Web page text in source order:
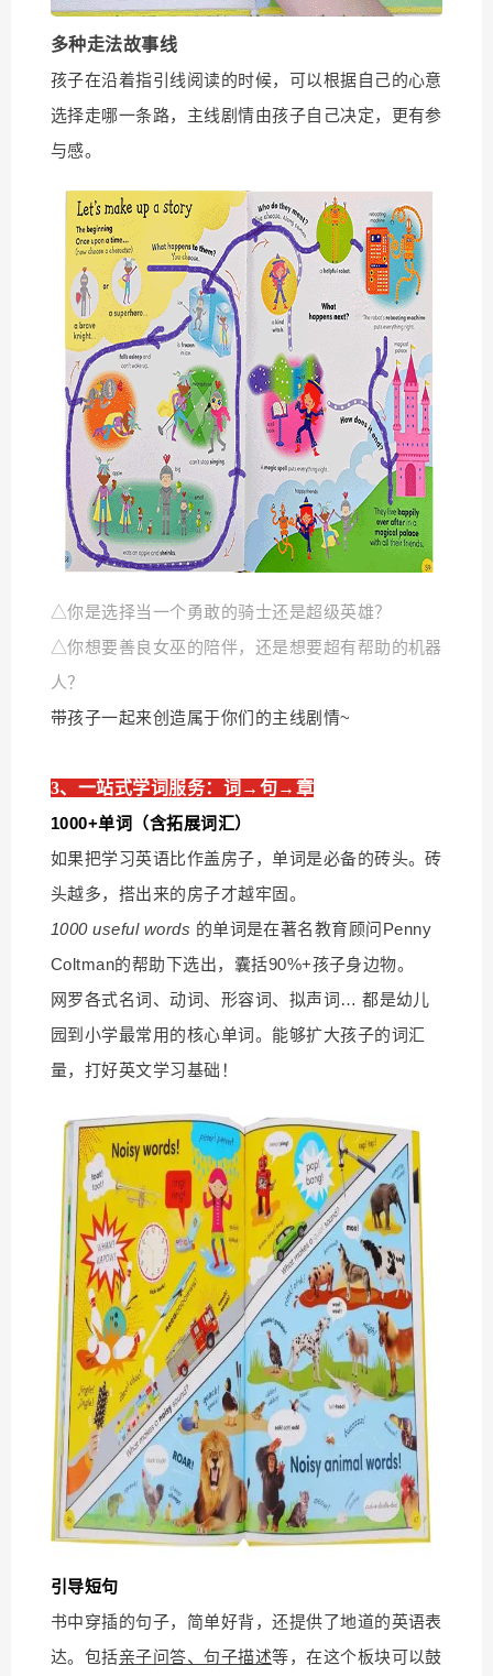
多种走法故事线
孩子在沿着指引线阅读的时候，可以根据自己的心意
选择走哪一条路，主线剧情由孩子自己决定，更有参
与感。
△你是选择当一个勇敢的骑士还是超级英雄？
△你想要善良女巫的陪伴，还是想要超有帮助的机器
人？
带孩子一起来创造属于你们的主线剧情~
3、一站式学词服务：词→句→章
1000+单词（含拓展词汇）
如果把学习英语比作盖房子，单词是必备的砖头。砖
头越多，搭出来的房子才越牢固。
1000 useful words 的单词是在著名教育顾问Penny
Coltman的帮助下选出，囊括90%+孩子身边物。
网罗各式名词、动词、形容词、拟声词… 都是幼儿
园到小学最常用的核心单词。能够扩大孩子的词汇
量，打好英文学习基础！
引导短句
书中穿插的句子，简单好背，还提供了地道的英语表
达。包括亲子问答、句子描述等，在这个板块可以鼓